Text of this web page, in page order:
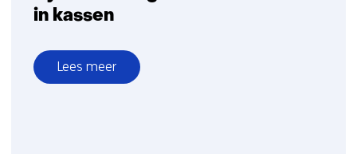
in kassen
Lees meer
over